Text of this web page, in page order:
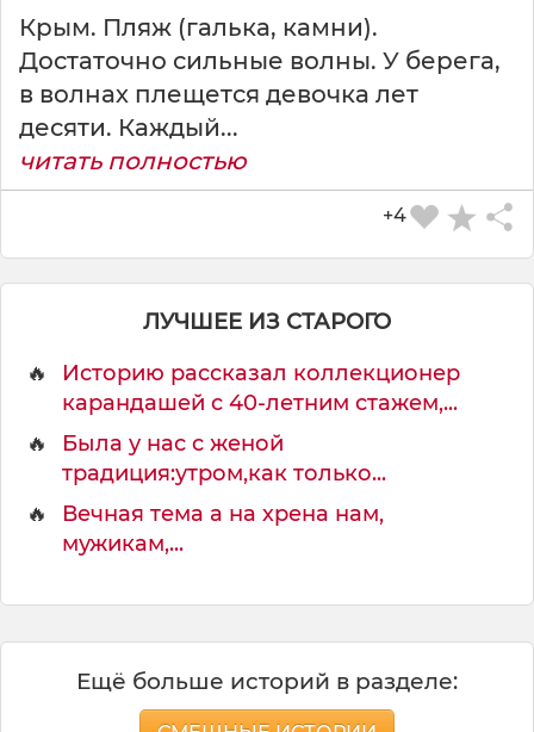
Крым. Пляж (галька, камни).
Достаточно сильные волны. У берега,
в волнах плещется девочка лет
десяти. Каждый...
читать полностью
+4
ЛУЧШЕЕ ИЗ СТАРОГО
🔥
Историю рассказал коллекционер
карандашей с 40-летним стажем,...
🔥
Была у нас с женой
традиция:утром,как только...
🔥
Вечная тема а на хрена нам,
мужикам,...
Ещё больше историй в разделе: